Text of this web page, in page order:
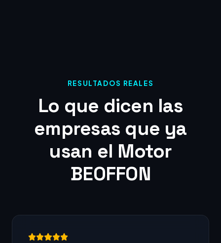
RESULTADOS REALES
Lo que dicen las
empresas que ya
usan el Motor
BEOFFON